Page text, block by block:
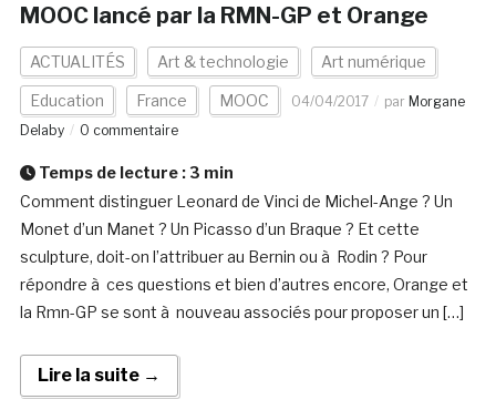
MOOC lancé par la RMN-GP et Orange
ACTUALITÉS Art & technologie Art numérique
Education France MOOC 04/04/2017 par Morgane
Delaby
0 commentaire
Temps de lecture : 3 min
Comment distinguer Leonard de Vinci de Michel-Ange ? Un
Monet d’un Manet ? Un Picasso d’un Braque ? Et cette
sculpture, doit-on l’attribuer au Bernin ou à Rodin ? Pour
répondre à ces questions et bien d’autres encore, Orange et
la Rmn-GP se sont à nouveau associés pour proposer un […]
Lire la suite →